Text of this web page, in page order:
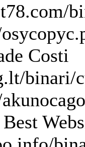
Costi
binari/